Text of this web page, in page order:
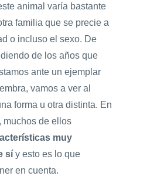
animal varía bastante
familia que se precie a
o incluso el sexo. De
de los años que
ante un ejemplar
vamos a ver al
forma u otra distinta. En
muchos de ellos
muy
sí y esto es lo que
en cuenta.